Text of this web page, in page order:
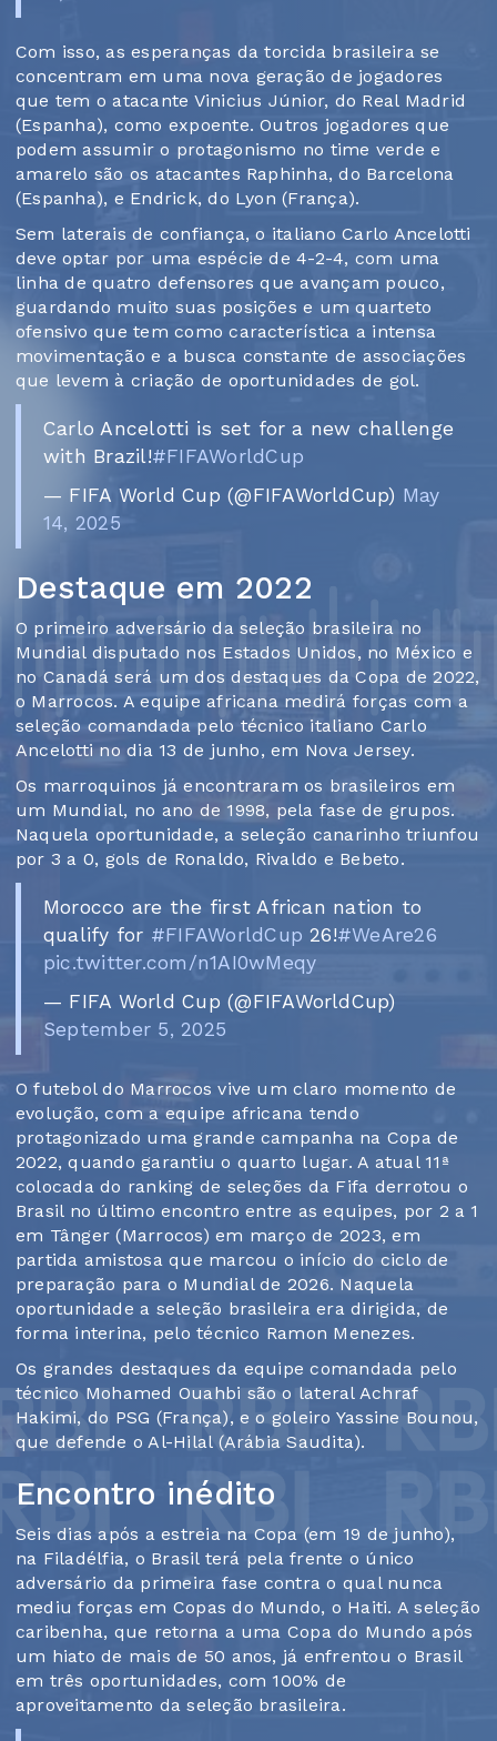
Com isso, as esperanças da torcida brasileira se
concentram em uma nova geração de jogadores
que tem o atacante Vinicius Júnior, do Real Madrid
(Espanha), como expoente. Outros jogadores que
podem assumir o protagonismo no time verde e
amarelo são os atacantes Raphinha, do Barcelona
(Espanha), e Endrick, do Lyon (França).
Sem laterais de confiança, o italiano Carlo Ancelotti
deve optar por uma espécie de 4-2-4, com uma
linha de quatro defensores que avançam pouco,
guardando muito suas posições e um quarteto
ofensivo que tem como característica a intensa
movimentação e a busca constante de associações
que levem à criação de oportunidades de gol.
Carlo Ancelotti is set for a new challenge
with Brazil!#FIFAWorldCup
— FIFA World Cup (@FIFAWorldCup) May
14, 2025
Destaque em 2022
O primeiro adversário da seleção brasileira no
Mundial disputado nos Estados Unidos, no México e
no Canadá será um dos destaques da Copa de 2022,
o Marrocos. A equipe africana medirá forças com a
seleção comandada pelo técnico italiano Carlo
Ancelotti no dia 13 de junho, em Nova Jersey.
Os marroquinos já encontraram os brasileiros em
um Mundial, no ano de 1998, pela fase de grupos.
Naquela oportunidade, a seleção canarinho triunfou
por 3 a 0, gols de Ronaldo, Rivaldo e Bebeto.
Morocco are the first African nation to
qualify for #FIFAWorldCup 26!#WeAre26
pic.twitter.com/n1AI0wMeqy
— FIFA World Cup (@FIFAWorldCup)
September 5, 2025
O futebol do Marrocos vive um claro momento de
evolução, com a equipe africana tendo
protagonizado uma grande campanha na Copa de
2022, quando garantiu o quarto lugar. A atual 11ª
colocada do ranking de seleções da Fifa derrotou o
Brasil no último encontro entre as equipes, por 2 a 1
em Tânger (Marrocos) em março de 2023, em
partida amistosa que marcou o início do ciclo de
preparação para o Mundial de 2026. Naquela
oportunidade a seleção brasileira era dirigida, de
forma interina, pelo técnico Ramon Menezes.
Os grandes destaques da equipe comandada pelo
técnico Mohamed Ouahbi são o lateral Achraf
Hakimi, do PSG (França), e o goleiro Yassine Bounou,
que defende o Al-Hilal (Arábia Saudita).
Encontro inédito
Seis dias após a estreia na Copa (em 19 de junho),
na Filadélfia, o Brasil terá pela frente o único
adversário da primeira fase contra o qual nunca
mediu forças em Copas do Mundo, o Haiti. A seleção
caribenha, que retorna a uma Copa do Mundo após
um hiato de mais de 50 anos, já enfrentou o Brasil
em três oportunidades, com 100% de
aproveitamento da seleção brasileira.